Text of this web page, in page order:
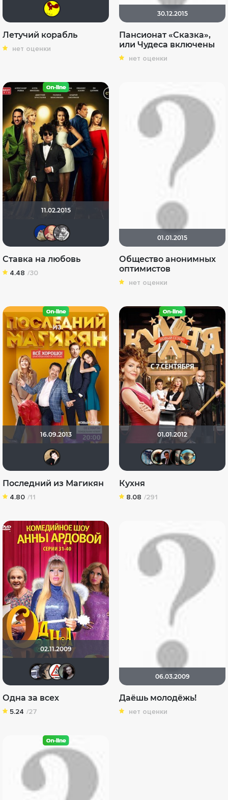
Стратостат
Летучий корабль
нет оценки
30.12.2015
Пансионат «Сказка»,
или Чудеса включены
нет оценки
11.02.2015
didak2002
bufucka
Պողոսյան Անդրանիկ
Ставка на любовь
4.48 /30
01.01.2015
Общество анонимных
оптимистов
нет оценки
16.09.2013
Последний из Магикян
4.80 /11
01.01.2012
Танаки
Кухня
8.08 /291
02.11.2009
id220212668
DimbrRoyal Girl
Одна за всех
5.24 /27
06.03.2009
Даёшь молодёжь!
нет оценки